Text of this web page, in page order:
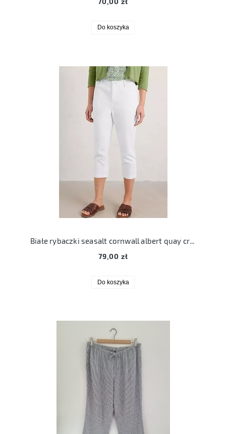
Do koszyka
Białe rybaczki seasalt cornwall albert quay crops XL
79,00 zł
Do koszyka